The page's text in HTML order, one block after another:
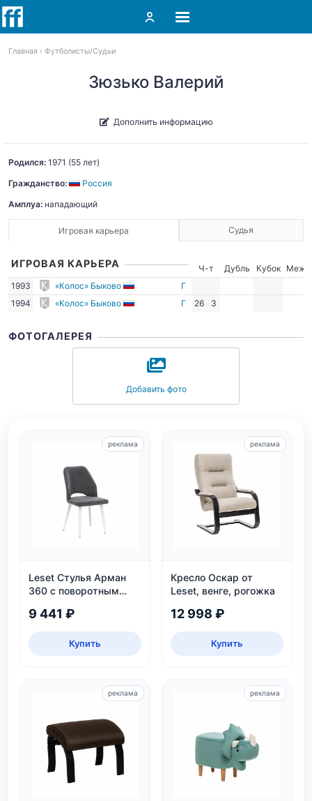
Главная Футболисты Судьи
Зюзько Валерий
Дополнить информацию
Родился: 1971 (55 лет)
Гражданство:
Россия
Амплуа: нападающий
Игровая карьера Судья
ИГРОВАЯ КАРЬЕРА Ч-т Дубль Кубок
Межд.
1993
«Колос» Быково
Г
1994
«Колос» Быково Г 26 3
ФОТОГАЛЕРЕЯ
Добавить фото
Leset Стулья Арман
360 с поворотным
9 441 ₽
Купить
реклама
Кресло Оскар от
Leset, венге, рогожка
12 998 ₽
Купить
реклама
реклама реклама